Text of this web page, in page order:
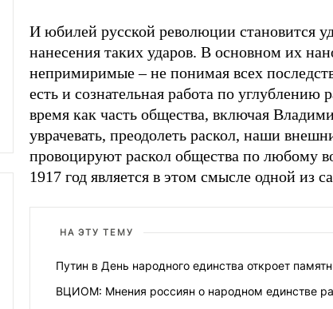
И юбилей русской революции становится
нанесения таких ударов. В основном их
непримиримые – не понимая всех
есть и сознательная работа по углублению
время как часть общества, включая
уврачевать, преодолеть раскол, наши
провоцируют раскол общества по любому
1917 год является в этом смысле одной из
НА ЭТУ ТЕМУ
Путин в День народного единства откроет
ВЦИОМ: Мнения россиян о народном единстве